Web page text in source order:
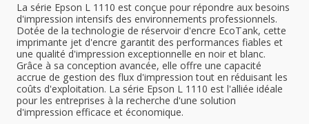
La série Epson L 1110 est conçue pour répondre aux besoins
d'impression intensifs des environnements professionnels.
Dotée de la technologie de réservoir d'encre EcoTank, cette
imprimante jet d'encre garantit des performances fiables et
une qualité d'impression exceptionnelle en noir et blanc.
Grâce à sa conception avancée, elle offre une capacité
accrue de gestion des flux d'impression tout en réduisant les
coûts d'exploitation. La série Epson L 1110 est l'alliée idéale
pour les entreprises à la recherche d'une solution
d'impression efficace et économique.